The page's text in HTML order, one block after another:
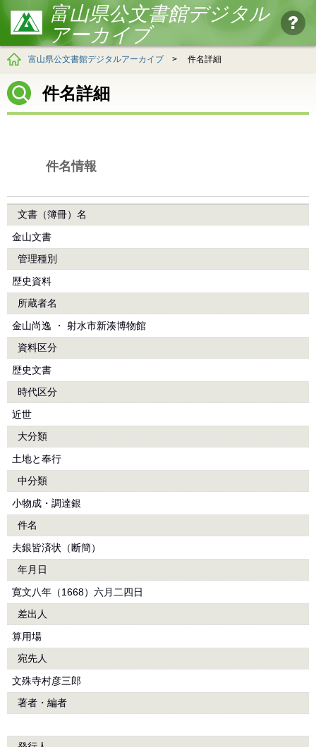
富山県公文書館デジタル
アーカイブ
富山県公文書館デジタルアーカイブ > 件名詳細
件名詳細
件名情報
文書（簿冊）名
金山文書
管理種別
歴史資料
所蔵者名
金山尚逸 ・ 射水市新湊博物館
資料区分
歴史文書
時代区分
近世
大分類
土地と奉行
中分類
小物成・調達銀
件名
夫銀皆済状（断簡）
年月日
寛文八年（1668）六月二四日
差出人
算用場
宛先人
文殊寺村彦三郎
著者・編者